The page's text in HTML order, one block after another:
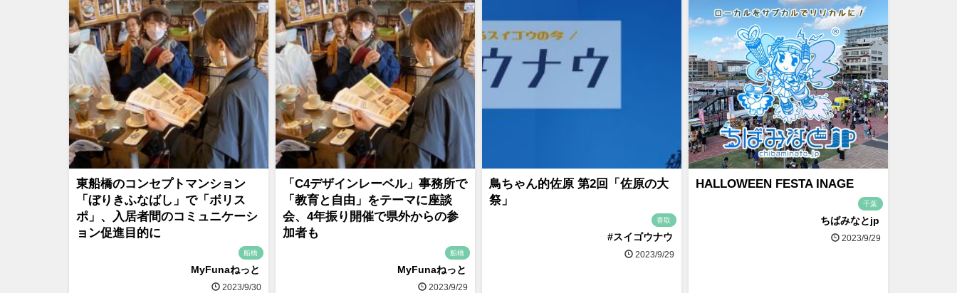
東船橋のコンセプトマンション
「ぼりきふなばし」で「ボリス
ポ」、入居者間のコミュニケーシ
ョン促進目的に
船橋
MyFunaねっと
2023/9/30
「C4デザインレーベル」事務所で
「教育と自由」をテーマに座談
会、4年振り開催で県外からの参
加者も
船橋
MyFunaねっと
2023/9/29
鳥ちゃん的佐原 第2回「佐原の大
祭」
香取
#スイゴウナウ
2023/9/29
HALLOWEEN FESTA INAGE
千葉
ちばみなとjp
2023/9/29